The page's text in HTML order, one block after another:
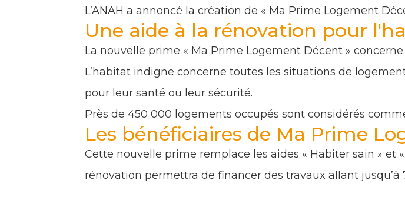
L’ANAH a annoncé la création de « Ma Prime Logement
Une aide à la rénovation pour
La nouvelle prime « Ma Prime Logement Décent »
L’habitat indigne concerne toutes les situations de
pour leur santé ou leur sécurité.
Près de 450 000 logements occupés sont considérés
Les bénéficiaires de Ma Prime
Cette nouvelle prime remplace les aides « Habiter sain » et
rénovation permettra de financer des travaux allant